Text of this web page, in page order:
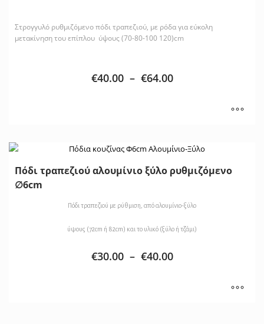
Στρογγυλό ρυθμιζόμενο πόδι τραπεζιού, με ρόδα για εύκολη
μετακίνηση του επίπλου ύψους (70-80-100 120)cm
€40.00 – €64.00
Πόδι τραπεζιού αλουμίνιο ξύλο ρυθμιζόμενο
∅6cm
Πόδι τραπεζιού με ρύθμιση, από αλουμίνιο-ξύλο
ύψους (72cm ή 82cm) και το υλικό (ξύλο ή τζάμι)
€30.00 – €40.00